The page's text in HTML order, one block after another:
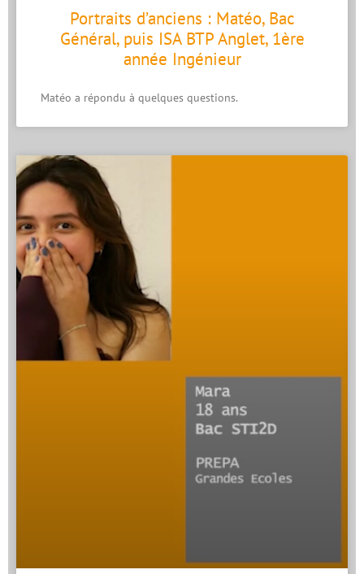
Portraits d’anciens : Matéo, Bac
Général, puis ISA BTP Anglet, 1ère
année Ingénieur
Matéo a répondu à quelques questions.